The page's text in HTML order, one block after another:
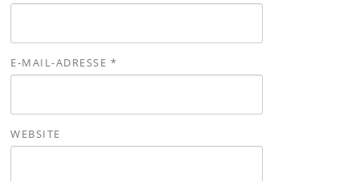
E-MAIL-ADRESSE *
WEBSITE